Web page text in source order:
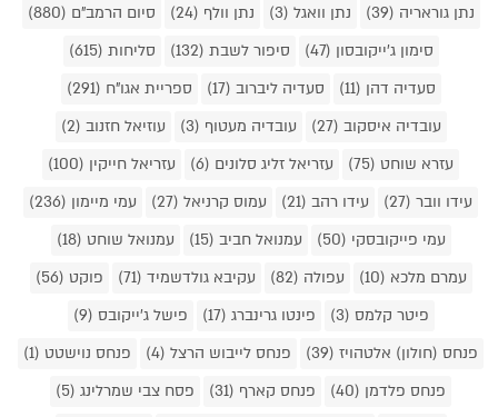
נתן גוראריה (39)
נתן וואגל (3) נתן וולף (24)
סיום הרמב"ם (880)
סימון ג'ייקובסון (47)
סיפור לשבת (132)
סליחות (615)
סעדיה דהן (11)
סעדיה ליברוב (17)
ספריית אגו"ח (291)
עובדיה איסקוב (27)
עובדיה מעטוף (3)
עוזיאל חזנוב (2)
עזרא שוחט (75)
עזריאל זליג סלונים (6)
עזריאל חייקין (100)
עידו וובר (27)
עידו רהב (21) עמוס קרניאל (27)
עמי מיימון (236)
עמי פייקובסקי (50)
עמנואל חביב (15)
עמנואל שוחט (18)
עמרם מלכא (10)
עפולה (82) עקיבא גולדשמיד (71)
פוקט (56)
פיטר קלמס (3)
פינטו גרינברג (17)
פישל ג'ייקובס (9)
פנחס (חולון) אלטהויז (39)
פנחס לייבוש הרצל (4)
פנחס נוישטט (1)
פנחס פלדמן (40)
פנחס קארף (31)
פסח צבי שמרלינג (5)